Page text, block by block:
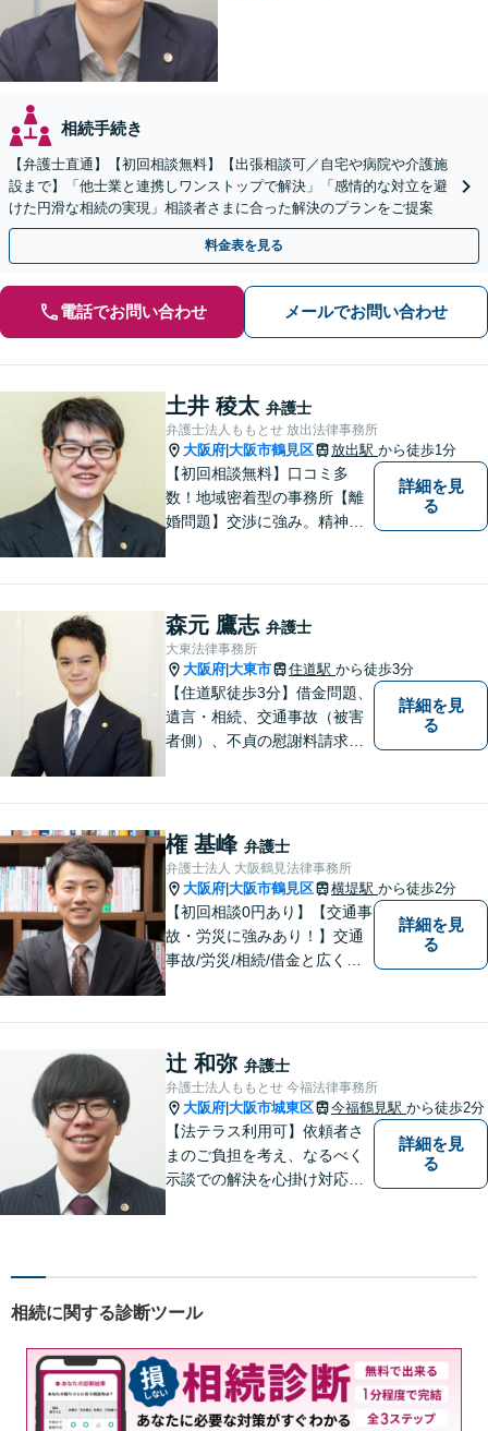
相続手続き
【弁護士直通】【初回相談無料】【出張相談可／自宅や病院や介護施
設まで】「他士業と連携しワンストップで解決」「感情的な対立を避
けた円滑な相続の実現」相談者さまに合った解決のプランをご提案
料金表を見る
電話でお問い合わせ メールでお問い合わせ
土井 稜太 弁護士
弁護士法人ももとせ 放出法律事務所
大阪府 大阪市鶴見区 放出駅 から徒歩1分
【初回相談無料】口コミ多
数！地域密着型の事務所【離
婚問題】交渉に強み。精神的
迅速かつ丁寧な対応を心が
け、満足度の高い解決を目指
します【放出駅1分】
詳細を見
る
森元 鷹志 弁護士
大東法律事務所
大阪府 大東市 住道駅 から徒歩3分
【住道駅徒歩3分】借金問題、
遺言・相続、交通事故（被害
者側）、不貞の慰謝料請求は
やすい説明を心がけておりま
す。お気軽にご相談くださ
い。
詳細を見
る
権 基峰 弁護士
弁護士法人 大阪鶴見法律事務所
大阪府 大阪市鶴見区 横堤駅 から徒歩2分
【初回相談0円あり】【交通事
故・労災に強みあり！】交通
事故/労災/相続/借金と広く法
にご相談ください。【労災事
故：9年前の事故でも数千万円
の賠償を獲得】
詳細を見
る
辻 和弥 弁護士
弁護士法人ももとせ 今福法律事務所
大阪府 大阪市城東区 今福鶴見駅 から徒歩2分
【法テラス利用可】依頼者さ
まのご負担を考え、なるべく
示談での解決を心掛け対応い
で頼れる弁護士を目指しま
見駅2分】
詳細を見
る
相続に関する診断ツール